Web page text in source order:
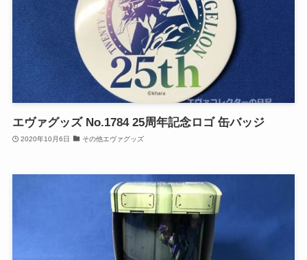
エヴァグッズ No.1784 25周年記念ロゴ 缶バッジ
2020年10月6日 その他エヴァグッズ